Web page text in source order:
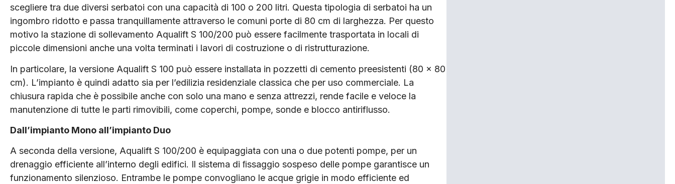
scegliere tra due diversi serbatoi con una capacità di 100 o 200 litri. Questa tipologia di serbatoi ha un
ingombro ridotto e passa tranquillamente attraverso le comuni porte di 80 cm di larghezza. Per questo
motivo la stazione di sollevamento Aqualift S 100/200 può essere facilmente trasportata in locali di
piccole dimensioni anche una volta terminati i lavori di costruzione o di ristrutturazione.
In particolare, la versione Aqualift S 100 può essere installata in pozzetti di cemento preesistenti (80 x 80
cm). L’impianto è quindi adatto sia per l’edilizia residenziale classica che per uso commerciale. La
chiusura rapida che è possibile anche con solo una mano e senza attrezzi, rende facile e veloce la
manutenzione di tutte le parti rimovibili, come coperchi, pompe, sonde e blocco antiriflusso.
Dall’impianto Mono all’impianto Duo
A seconda della versione, Aqualift S 100/200 è equipaggiata con una o due potenti pompe, per un
drenaggio efficiente all’interno degli edifici. Il sistema di ﬁssaggio sospeso delle pompe garantisce un
funzionamento silenzioso. Entrambe le pompe convogliano le acque grigie in modo efficiente ed